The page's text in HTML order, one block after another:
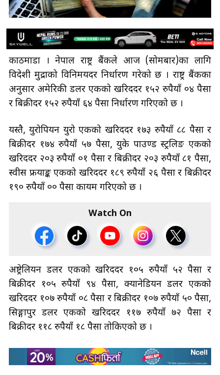
काठमाडौँ । नेपाल राष्ट्र बैंकले आज (सोमबार)का लागि
विदेशी मुद्राको विनिमयदर निर्धारण गरेको छ । राष्ट्र बैंकका
अनुसार अमेरिकी डलर एकको खरिददर १५२ रुपैयाँ ०४ पैसा
र बिक्रीदर १५२ रुपैयाँ ६४ पैसा निर्धारण गरिएको छ ।
यस्तै, युरोपियन युरो एकको खरिददर १७३ रुपैयाँ ८८ पैसा र
बिक्रीदर १७४ रुपैयाँ ५७ पैसा, युके पाउण्ड स्ट्रलिङ एकको
खरिददर २०३ रुपैयाँ ०१ पैसा र बिक्रीदर २०३ रुपैयाँ ८१ पैसा,
स्वीस फ्रयाङ्क एकको खरिददर १८९ रुपैयाँ २६ पैसा र बिक्रीदर
१९० रुपैयाँ ०० पैसा कायम गरिएको छ ।
Watch On
अष्ट्रेलियन डलर एकको खरिददर १०५ रुपैयाँ ५२ पैसा र
बिक्रीदर १०५ रुपैयाँ ९४ पैसा, क्यानेडियन डलर एकको
खरिददर १०७ रुपैयाँ ०८ पैसा र बिक्रीदर १०७ रुपैयाँ ५० पैसा,
सिङ्गापुर डलर एकको खरिददर ११७ रुपैयाँ ७२ पैसा र
बिक्रीदर ११८ रुपैयाँ १८ पैसा तोकिएको छ ।